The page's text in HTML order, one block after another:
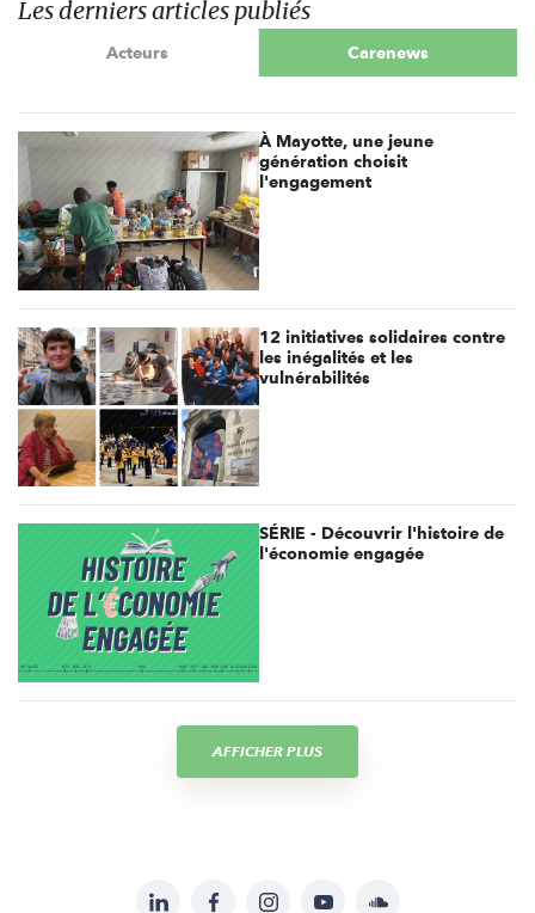
Les derniers articles publiés
Acteurs Carenews
À Mayotte, une jeune
génération choisit
l'engagement
12 initiatives solidaires contre
les inégalités et les
vulnérabilités
SÉRIE - Découvrir l'histoire de
l'économie engagée
AFFICHER PLUS
LinkedInFacebookInstagramYouTubeSoundcloud